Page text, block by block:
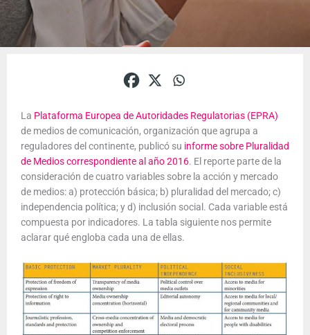
La Plataforma Europea de Autoridades Regulatorias (EPRA)
de medios de comunicación, organización que agrupa a
reguladores del continente, publicó su informe sobre Pluralidad
de Medios correspondiente al año 2016. El reporte parte de la
consideración de cuatro variables sobre la acción y mercado
de medios: a) protección básica; b) pluralidad del mercado; c)
independencia política; y d) inclusión social. Cada variable está
compuesta por indicadores. La tabla siguiente nos permite
aclarar qué engloba cada una de ellas.